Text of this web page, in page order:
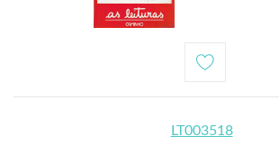
LT003518